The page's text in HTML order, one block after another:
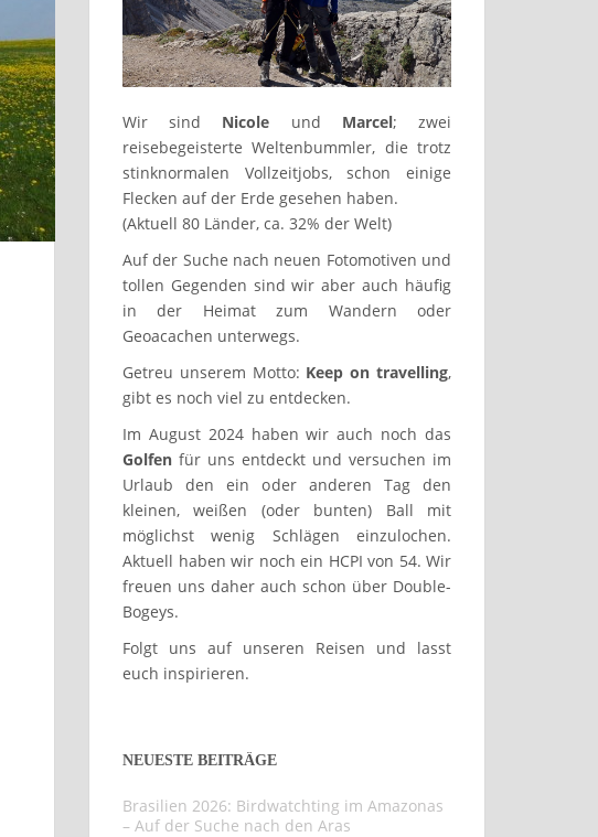
Wir sind Nicole und Marcel; zwei
reisebegeisterte Weltenbummler, die trotz
stinknormalen Vollzeitjobs, schon einige
Flecken auf der Erde gesehen haben.
(Aktuell 80 Länder, ca. 32% der Welt)
Auf der Suche nach neuen Fotomotiven und
tollen Gegenden sind wir aber auch häufig
in der Heimat zum Wandern oder
Geoacachen unterwegs.
Getreu unserem Motto: Keep on travelling,
gibt es noch viel zu entdecken.
Im August 2024 haben wir auch noch das
Golfen für uns entdeckt und versuchen im
Urlaub den ein oder anderen Tag den
kleinen, weißen (oder bunten) Ball mit
möglichst wenig Schlägen einzulochen.
Aktuell haben wir noch ein HCPI von 54. Wir
freuen uns daher auch schon über Double-
Bogeys.
Folgt uns auf unseren Reisen und lasst
euch inspirieren.
NEUESTE BEITRÄGE
Brasilien 2026: Birdwatchting im Amazonas
– Auf der Suche nach den Aras